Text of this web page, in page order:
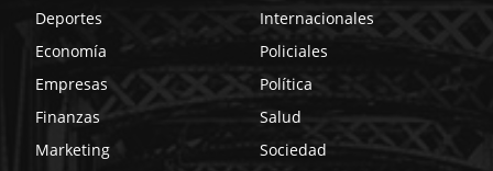
Deportes
Economía
Empresas
Finanzas
Marketing
Internacionales
Policiales
Política
Salud
Sociedad